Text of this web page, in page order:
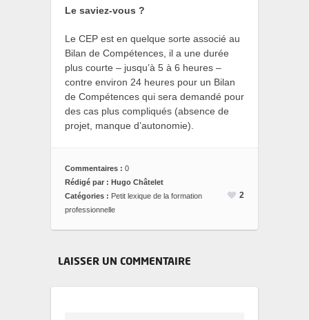
Le saviez-vous ?
Le CEP est en quelque sorte associé au
Bilan de Compétences, il a une durée
plus courte – jusqu’à 5 à 6 heures –
contre environ 24 heures pour un Bilan
de Compétences qui sera demandé pour
des cas plus compliqués (absence de
projet, manque d’autonomie).
Commentaires : 0
Rédigé par : Hugo Châtelet
Catégories : Petit lexique de la formation
professionnelle
2
LAISSER UN COMMENTAIRE